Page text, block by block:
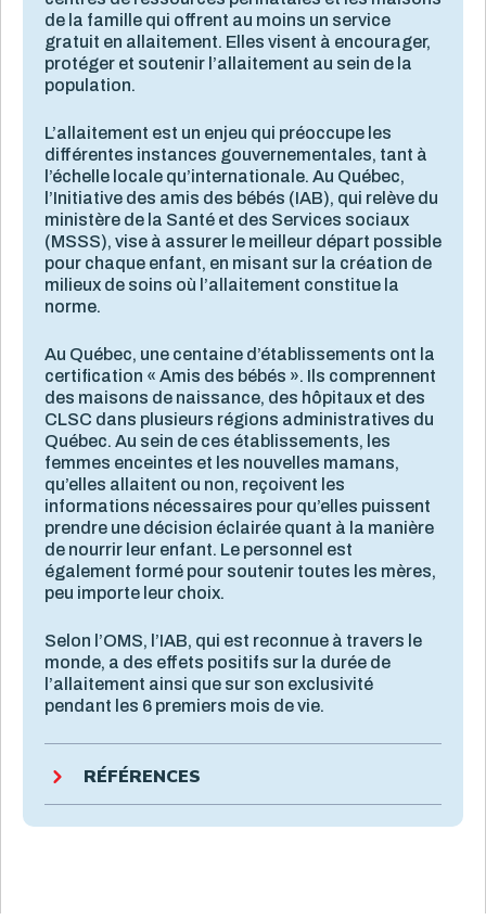
de la famille qui offrent au moins un service
gratuit en allaitement. Elles visent à encourager,
protéger et soutenir l’allaitement au sein de la
population.
L’allaitement est un enjeu qui préoccupe les
différentes instances gouvernementales, tant à
l’échelle locale qu’internationale. Au Québec,
l’Initiative des amis des bébés (IAB), qui relève du
ministère de la Santé et des Services sociaux
(MSSS), vise à assurer le meilleur départ possible
pour chaque enfant, en misant sur la création de
milieux de soins où l’allaitement constitue la
norme.
Au Québec, une centaine d’établissements ont la
certification « Amis des bébés ». Ils comprennent
des maisons de naissance, des hôpitaux et des
CLSC dans plusieurs régions administratives du
Québec. Au sein de ces établissements, les
femmes enceintes et les nouvelles mamans,
qu’elles allaitent ou non, reçoivent les
informations nécessaires pour qu’elles puissent
prendre une décision éclairée quant à la manière
de nourrir leur enfant. Le personnel est
également formé pour soutenir toutes les mères,
peu importe leur choix.
Selon l’OMS, l’IAB, qui est reconnue à travers le
monde, a des effets positifs sur la durée de
l’allaitement ainsi que sur son exclusivité
pendant les 6 premiers mois de vie.
RÉFÉRENCES